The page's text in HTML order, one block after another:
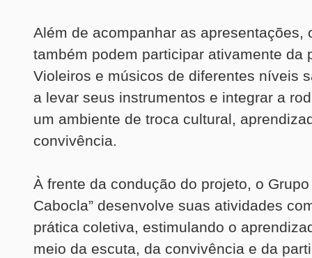
Além de acompanhar as apresentações,
também podem participar ativamente da
Violeiros e músicos de diferentes níveis
a levar seus instrumentos e integrar a
um ambiente de troca cultural,
convivência.
À frente da condução do projeto, o Grupo
Cabocla” desenvolve suas atividades
prática coletiva, estimulando o
meio da escuta, da convivência e da